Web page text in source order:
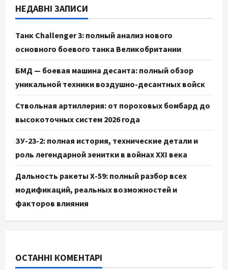
НЕДАВНІ ЗАПИСИ
Танк Challenger 3: полный анализ нового
основного боевого танка Великобритании
БМД — боевая машина десанта: полный обзор
уникальной техники воздушно-десантных войск
Ствольная артиллерия: от пороховых бомбард до
высокоточных систем 2026 года
ЗУ-23-2: полная история, технические детали и
роль легендарной зенитки в войнах XXI века
Дальность ракеты Х-59: полный разбор всех
модификаций, реальных возможностей и
факторов влияния
ОСТАННІ КОМЕНТАРІ